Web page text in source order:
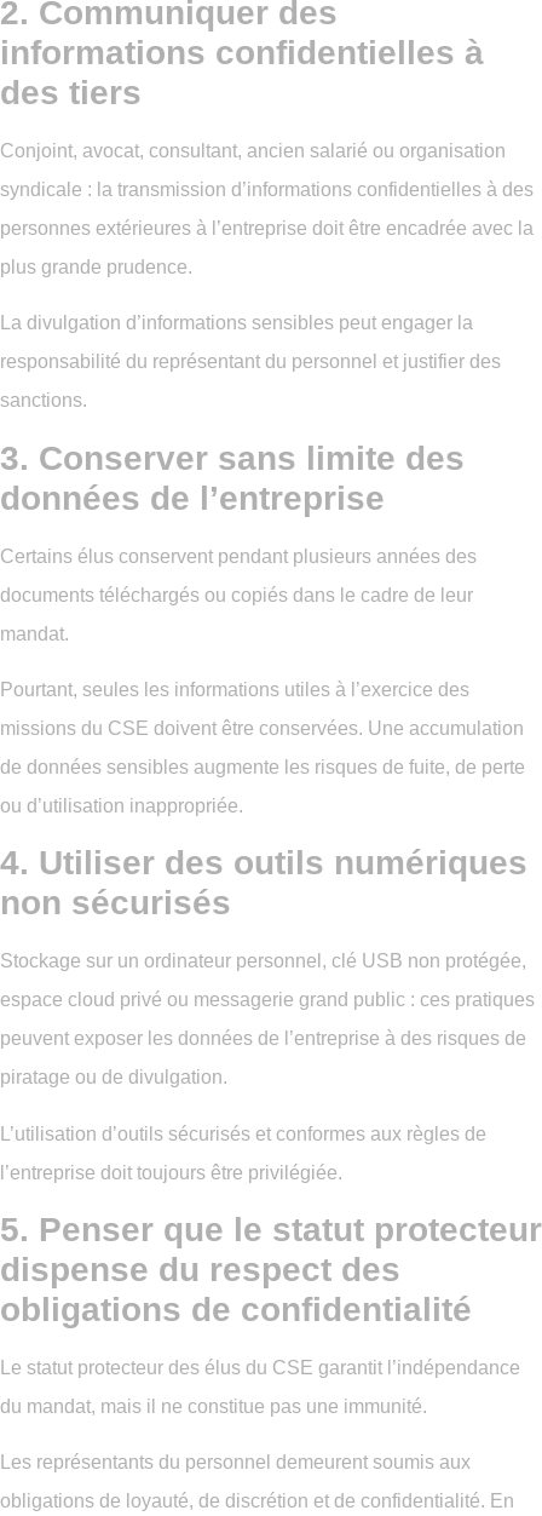
2. Communiquer des
informations confidentielles à
des tiers
Conjoint, avocat, consultant, ancien salarié ou organisation
syndicale : la transmission d’informations confidentielles à des
personnes extérieures à l’entreprise doit être encadrée avec la
plus grande prudence.
La divulgation d’informations sensibles peut engager la
responsabilité du représentant du personnel et justifier des
sanctions.
3. Conserver sans limite des
données de l’entreprise
Certains élus conservent pendant plusieurs années des
documents téléchargés ou copiés dans le cadre de leur
mandat.
Pourtant, seules les informations utiles à l’exercice des
missions du CSE doivent être conservées. Une accumulation
de données sensibles augmente les risques de fuite, de perte
ou d’utilisation inappropriée.
4. Utiliser des outils numériques
non sécurisés
Stockage sur un ordinateur personnel, clé USB non protégée,
espace cloud privé ou messagerie grand public : ces pratiques
peuvent exposer les données de l’entreprise à des risques de
piratage ou de divulgation.
L’utilisation d’outils sécurisés et conformes aux règles de
l’entreprise doit toujours être privilégiée.
5. Penser que le statut protecteur
dispense du respect des
obligations de confidentialité
Le statut protecteur des élus du CSE garantit l’indépendance
du mandat, mais il ne constitue pas une immunité.
Les représentants du personnel demeurent soumis aux
obligations de loyauté, de discrétion et de confidentialité. En